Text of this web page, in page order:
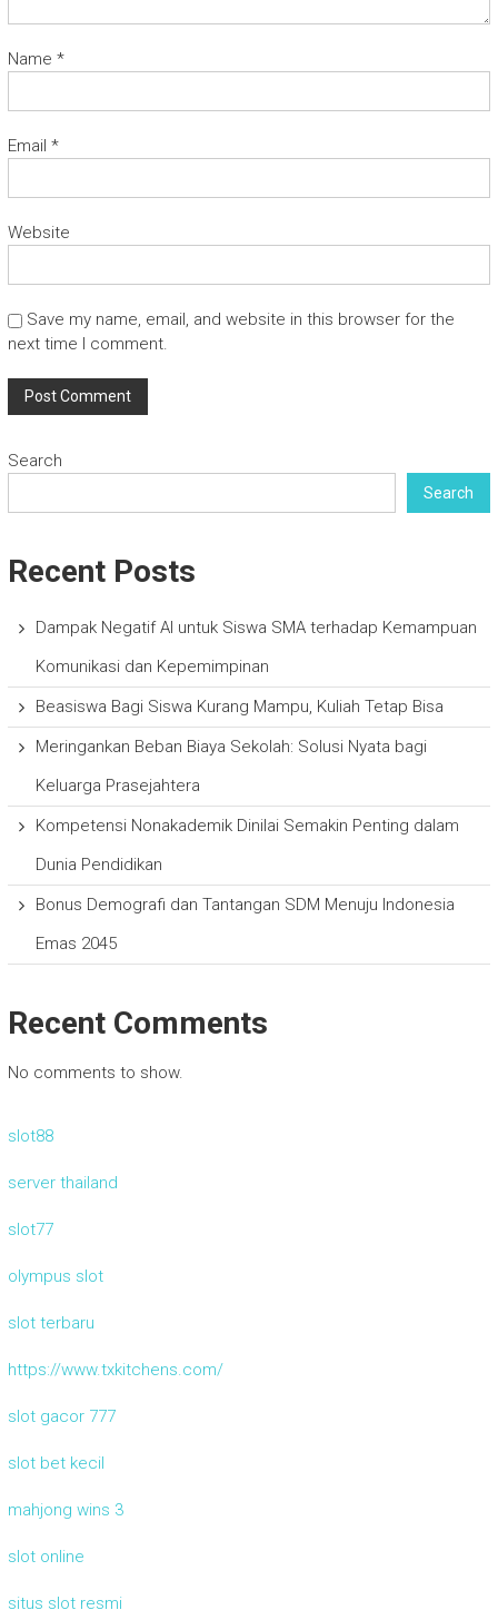
Name *
Email *
Website
Save my name, email, and website in this browser for the
next time I comment.
Search
Search
Recent Posts
Dampak Negatif AI untuk Siswa SMA terhadap Kemampuan
Komunikasi dan Kepemimpinan
Beasiswa Bagi Siswa Kurang Mampu, Kuliah Tetap Bisa
Meringankan Beban Biaya Sekolah: Solusi Nyata bagi
Keluarga Prasejahtera
Kompetensi Nonakademik Dinilai Semakin Penting dalam
Dunia Pendidikan
Bonus Demografi dan Tantangan SDM Menuju Indonesia
Emas 2045
Recent Comments
No comments to show.
slot88
server thailand
slot77
olympus slot
slot terbaru
https://www.txkitchens.com/
slot gacor 777
slot bet kecil
mahjong wins 3
slot online
situs slot resmi